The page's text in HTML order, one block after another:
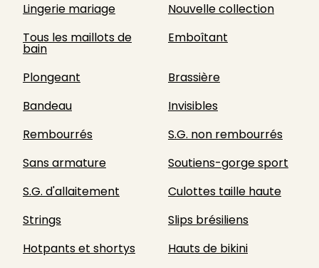
Lingerie mariage
Nouvelle collection
Tous les maillots de
bain
Emboîtant
Plongeant
Brassière
Bandeau
Invisibles
Rembourrés
S.G. non rembourrés
Sans armature
Soutiens-gorge sport
S.G. d'allaitement
Culottes taille haute
Strings
Slips brésiliens
Hotpants et shortys
Hauts de bikini